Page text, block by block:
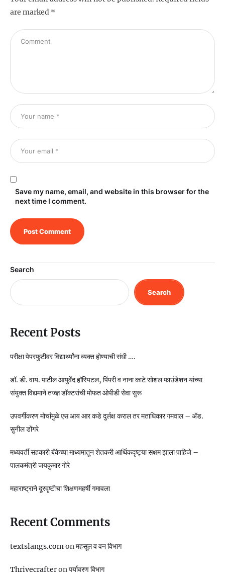
are marked *
Save my name, email, and website in this browser for the
next time I comment.
Search
Search
Recent Posts
परीक्षा पेपरफुटीवर विद्यार्थ्यांना व्यक्त होण्याची संधी ….
डॉ. डी. वाय. पाटील आयुर्वेद हॉस्पिटल, पिंपरी व नाना काटे सोशल फाउंडेशन यांच्या
संयुक्त विद्यमाने तज्ज्ञ डॉक्टरांची मोफत ओपीडी सेवा सुरू
उपवर्गीकरण मोर्चांमुळे एस आय आर कडे दुर्लक्ष कराल तर मताधिकार गमवाल – ॲड.
सुनील डोंगरे
मध्यवर्ती सहकारी बँकेच्या माध्यमातून शेतकरी आर्थिकदृष्ट्या सक्षम झाला पाहिजे –
पालकमंत्री जयकुमार गोरे
महाराष्ट्राने दूरदृष्टीचा शिक्षणमहर्षी गमावला
Recent Comments
textslangs.comonमहसूल व वन विभाग
Thrivecrafteronपर्यावरण विभाग